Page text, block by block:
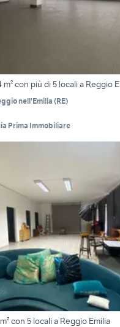
m² con più di 5 locali a Reggio E
nell'Emilia (RE)
Prima Immobiliare
con 5 locali a Reggio Emilia